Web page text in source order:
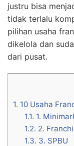
justru bisa
tidak terlalu
pilihan usaha
dikelola dan
dari pusat.
1. 10 Usaha
1.1. 1.
1.2. 2.
1.3. 3. SPBU